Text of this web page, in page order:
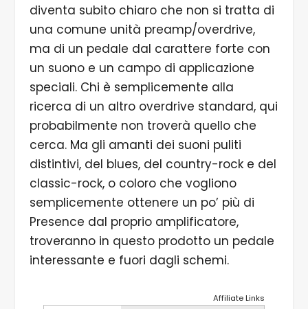
diventa subito chiaro che non si tratta di
una comune unità preamp/overdrive,
ma di un pedale dal carattere forte con
un suono e un campo di applicazione
speciali. Chi è semplicemente alla
ricerca di un altro overdrive standard, qui
probabilmente non troverà quello che
cerca. Ma gli amanti dei suoni puliti
distintivi, del blues, del country-rock e del
classic-rock, o coloro che vogliono
semplicemente ottenere un po’ più di
Presence dal proprio amplificatore,
troveranno in questo prodotto un pedale
interessante e fuori dagli schemi.
Affiliate Links